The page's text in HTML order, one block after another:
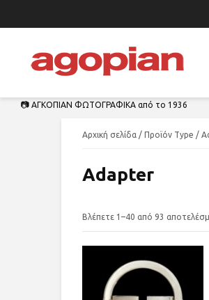
📷 ΑΓΚΟΠΙΑΝ ΦΩΤΟΓΡΑΦΙΚΑ από το 1936
Αρχική σελίδα / Προϊόν Type /
Adapter
Βλέπετε 1–40 από 93